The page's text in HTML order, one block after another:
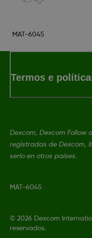
MAT-6045
Termos e
Dexcom, Dexcom Follow
registradas de Dexcom,
serlo en otros países.
MAT-6045
© 2026 Dexcom
reservados.